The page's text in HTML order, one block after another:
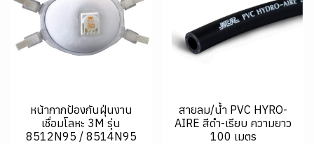
หน้ากากป้องกันฝุ่นงาน
เชื่อมโลหะ 3M รุ่น
8512N95 / 8514N95
สายลม/น้ำ PVC HYRO-
AIRE สีดำ-เรียบ ความยาว
100 เมตร